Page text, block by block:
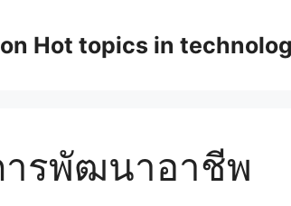
Hot topics in
ารพัฒนาอาชีพ